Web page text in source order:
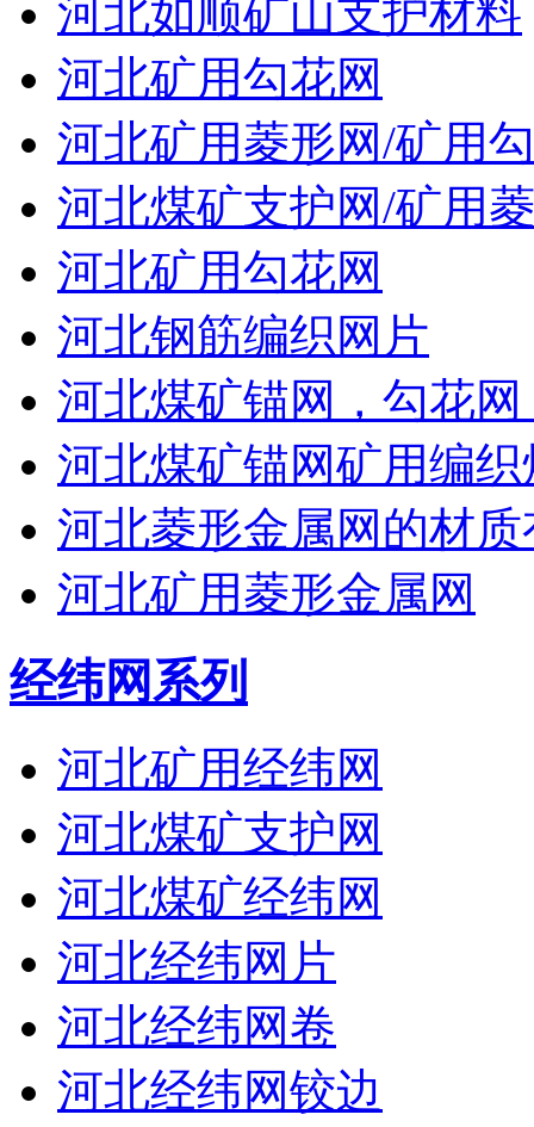
河北如顺矿山支护材料
河北矿用勾花网
河北矿用菱形网/矿用
河北煤矿支护网/矿用
河北矿用勾花网
河北钢筋编织网片
河北煤矿锚网，勾花
河北煤矿锚网矿用编
河北菱形金属网的材质
河北矿用菱形金属网
经纬网系列
河北矿用经纬网
河北煤矿支护网
河北煤矿经纬网
河北经纬网片
河北经纬网卷
河北经纬网铰边